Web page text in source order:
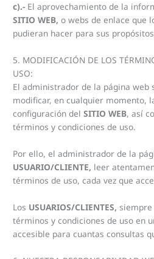
c).- El aprovechamiento de la
SITIO WEB, o webs de enlace que
pudieran hacer para sus
5. MODIFICACIÓN DE LOS
USO:
El administrador de la página web
modificar, en cualquier momento,
configuración delSITIO WEB, así
términos y condiciones de uso.
Por ello, el administrador de la
USUARIO/CLIENTE, leer
términos de uso, cada vez que
Los USUARIOS/CLIENTES,siempre
términos y condiciones de uso en
accesible para cuantas consultas